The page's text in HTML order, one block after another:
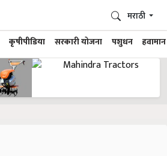
कृषीपीडिया सरकारी योजना पशुधन हवामान
मराठी